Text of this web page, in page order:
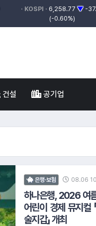
· KOSPI · 6,258.77▼-
(-0.60%)
건설 공기업
은행·보험 08.06
하나은행, 2026 여
어린이 경제 뮤지컬
술지갑」 개최
5.한국주택금융공사
6.삼성자산운용